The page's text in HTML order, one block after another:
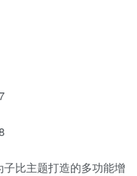
比主题打造的多功能增